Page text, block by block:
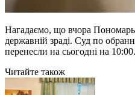
Нагадаємо, що вчора
державній зраді. Суд по
перенесли на сьогодні на 10:00.
Читайте також